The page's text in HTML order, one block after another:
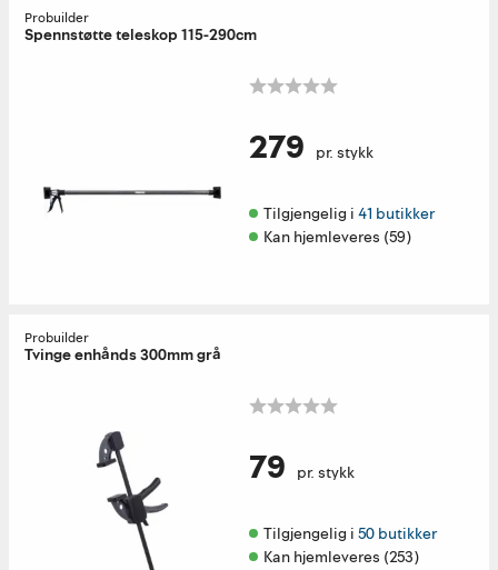
Probuilder
Spennstøtte teleskop 115-290cm
279 pr. stykk
Tilgjengelig i 41 butikker
Kan hjemleveres (59)
Probuilder
Tvinge enhånds 300mm grå
79 pr. stykk
Tilgjengelig i 50 butikker
Kan hjemleveres (253)